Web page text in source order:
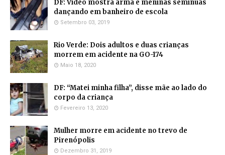
DF: Vídeo mostra arma e meninas seminuas
dançando em banheiro de escola
Setembro 03, 2019
Rio Verde: Dois adultos e duas crianças
morrem em acidente na GO-174
Maio 18, 2020
DF: “Matei minha filha”, disse mãe ao lado do
corpo da criança
Fevereiro 13, 2020
Mulher morre em acidente no trevo de
Pirenópolis
Dezembro 31, 2019